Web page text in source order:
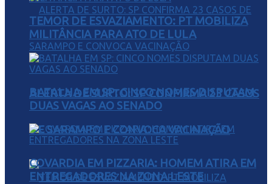
ALERTA DE SURTO: SP CONFIRMA 23 CASOS
DE SARAMPO E CONVOCA VACINAÇÃO
TEMOR DE ESVAZIAMENTO: PT MOBILIZA
MILITÂNCIA PARA ATO DE LULA
BATALHA EM SP: CINCO NOMES DISPUTAM
DUAS VAGAS AO SENADO
COVARDIA EM PIZZARIA: HOMEM ATIRA EM
ENTREGADORES NA ZONA LESTE